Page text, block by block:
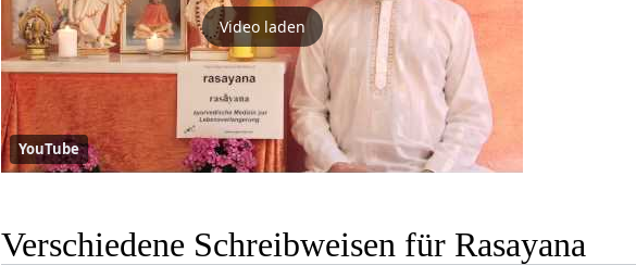
Video laden
YouTube
Verschiedene Schreibweisen für Rasayana